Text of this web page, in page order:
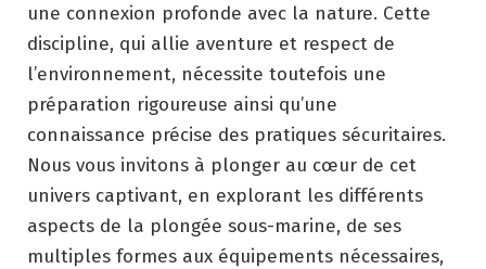
une connexion profonde avec la nature. Cette
discipline, qui allie aventure et respect de
l’environnement, nécessite toutefois une
préparation rigoureuse ainsi qu’une
connaissance précise des pratiques sécuritaires.
Nous vous invitons à plonger au cœur de cet
univers captivant, en explorant les différents
aspects de la plongée sous-marine, de ses
multiples formes aux équipements nécessaires,